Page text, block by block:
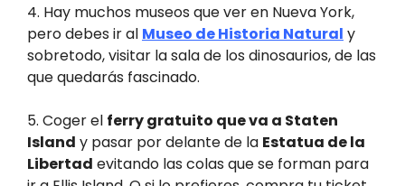
4. Hay muchos museos que ver en Nueva York,
pero debes ir al Museo de Historia Natural y
sobretodo, visitar la sala de los dinosaurios, de las
que quedarás fascinado.
5. Coger el ferry gratuito que va a Staten
Island y pasar por delante de la Estatua de la
Libertad evitando las colas que se forman para